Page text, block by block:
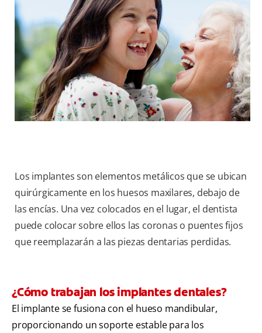
PARA PROFESIONALES
CUPONES
DÓNDE COMPRAR
VE (ES)
Los implantes son elementos metálicos que se ubican
quirúrgicamente en los huesos maxilares, debajo de
las encías. Una vez colocados en el lugar, el dentista
puede colocar sobre ellos las coronas o puentes fijos
que reemplazarán a las piezas dentarias perdidas.
¿Cómo trabajan los implantes dentales?
El implante se fusiona con el hueso mandibular,
proporcionando un soporte estable para los